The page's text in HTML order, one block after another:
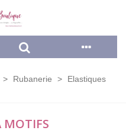
> Rubanerie >
Elastiques
MOTIFS